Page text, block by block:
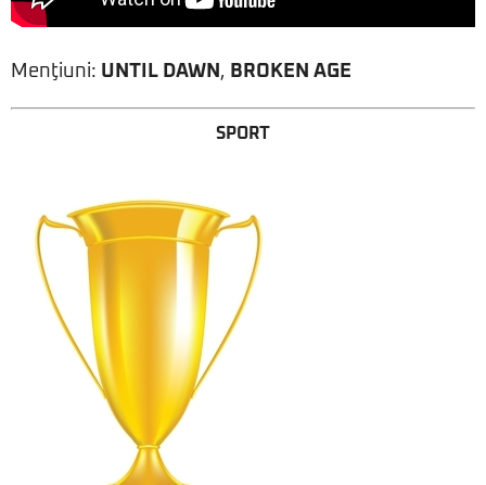
Menţiuni: UNTIL DAWN , BROKEN AGE
SPORT